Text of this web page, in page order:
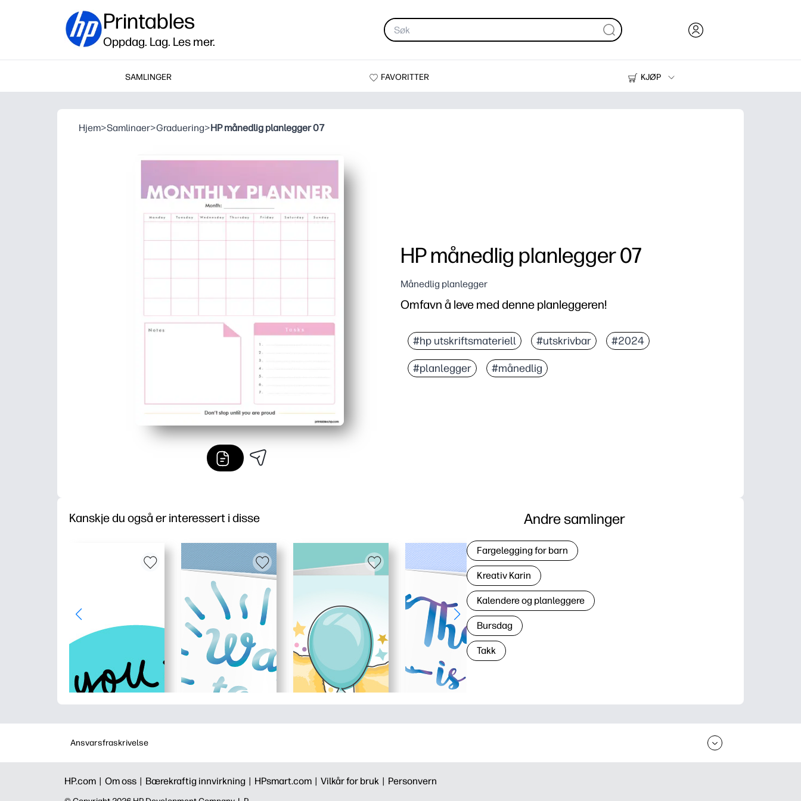
Printables
Oppdag. Lag. Les mer.
SAMLINGER FAVORITTER
KJØP
Skrivere
Hjem>Samlinaer>Graduering>HP månedlig planlegger 07
HP månedlig planlegger 07
Månedlig planlegger
Omfavn å leve med denne planleggeren!
#hp utskriftsmateriell #utskrivbar #2024
#planlegger #månedlig
Kanskje du også er interessert i disse Andre samlinger
Fargelegging for barn
Kreativ Karin
Kalendere og planleggere
Bursdag
Takk
Ansvarsfraskrivelse
HP.com | Om oss | Bærekraftig innvirkning | HPsmart.com | Vilkår for bruk | Personvern